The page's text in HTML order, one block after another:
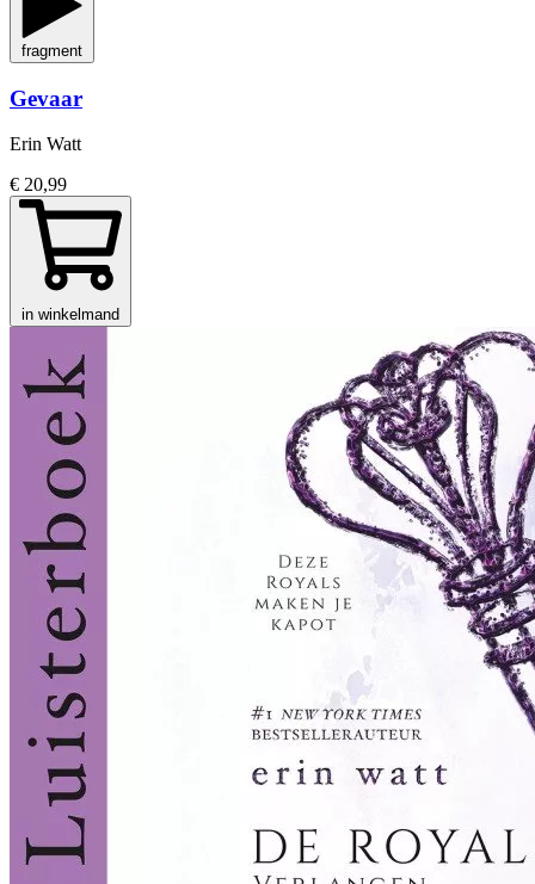
fragment
Gevaar
Erin Watt
€ 20,99
in winkelmand